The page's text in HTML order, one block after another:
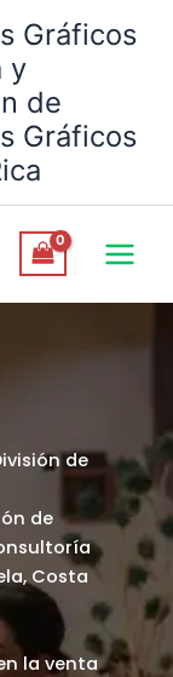
Gráficos
y
de
Gráficos
de
de
Costa
la venta